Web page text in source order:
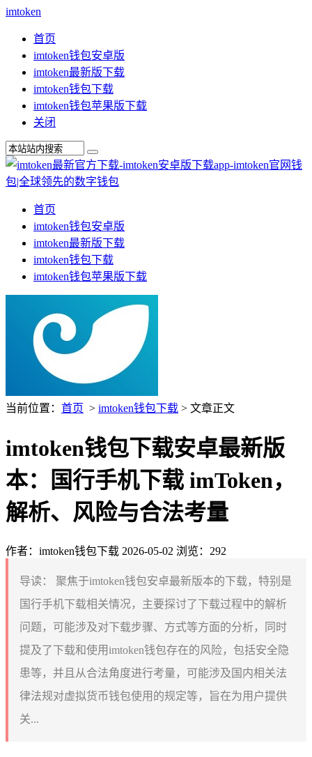
imtoken
首页
imtoken钱包安卓版
imtoken最新版下载
imtoken钱包下载
imtoken钱包苹果版下载
关闭
首页
imtoken钱包安卓版
imtoken最新版下载
imtoken钱包下载
imtoken钱包苹果版下载
当前位置： 首页 > imtoken钱包下载 > 文章正文
imtoken钱包下载安卓最新版
本：国行手机下载 imToken，
解析、风险与合法考量
作者：imtoken钱包下载 2026-05-02 浏览：292
导读：
聚焦于imtoken钱包安卓最新版本的下载，特别是
国行手机下载相关情况，主要探讨了下载过程中的解析
问题，可能涉及对下载步骤、方式等方面的分析，同时
提及了下载和使用imtoken钱包存在的风险，包括安全隐
患等，并且从合法角度进行考量，可能涉及国内相关法
律法规对虚拟货币钱包使用的规定等，旨在为用户提供
关...